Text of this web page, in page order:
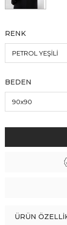
RENK
BEDEN
ÜRÜN